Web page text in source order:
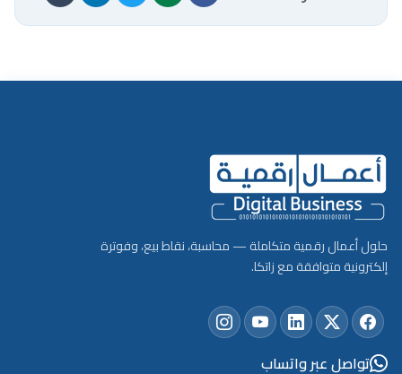
حلول أعمال رقمية متكاملة — محاسبة، نقاط بيع، وفوترة
إلكترونية متوافقة مع زاتكا.
تواصل عبر واتساب